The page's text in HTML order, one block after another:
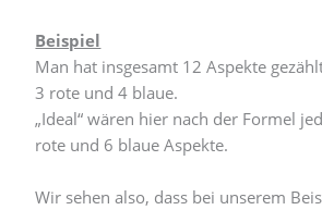
Beispiel
Man hat insgesamt 12 Aspekte
3 rote und 4 blaue.
„Ideal“ wären hier nach der Formel
rote und 6 blaue Aspekte.
Wir sehen also, dass bei unserem